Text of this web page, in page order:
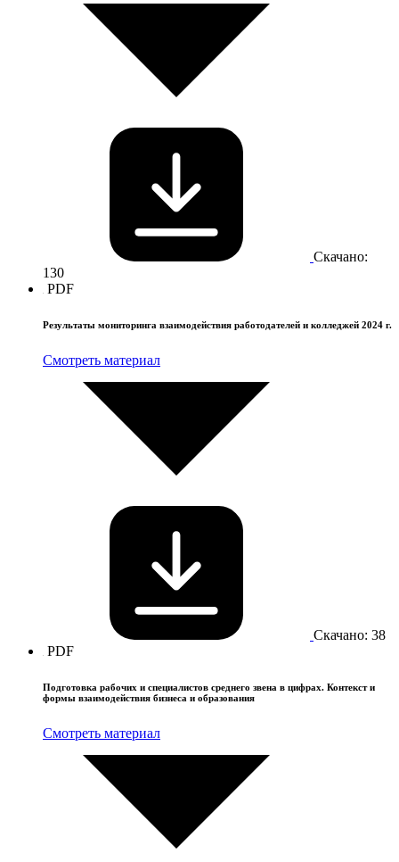
Скачано:
130
PDF
Результаты мониторинга взаимодействия работодателей и колледжей 2024 г.
Смотреть материал
Скачано: 38
PDF
Подготовка рабочих и специалистов среднего звена в цифрах. Контекст и
формы взаимодействия бизнеса и образования
Смотреть материал